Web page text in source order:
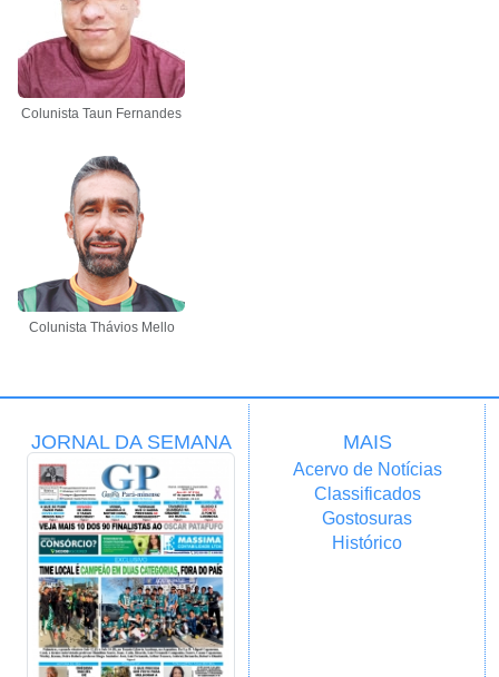
Colunista Taun Fernandes
Colunista Thávios Mello
JORNAL DA SEMANA MAIS
Acervo de Notícias
Classificados
Gostosuras
Histórico